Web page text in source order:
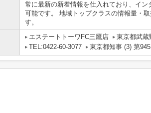
常に最新の新着情報を仕入れており、イ
可能です。 地域トップクラスの情報量・
す。
エステートトーワFC三鷹店
東京都武蔵
TEL:0422-60-3077
東京都知事 (3) 第